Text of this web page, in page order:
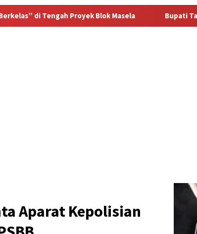
Bupati Tanimbar Ricky Jauwerissa
Aparat Kepolisian